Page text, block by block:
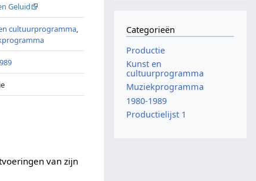
Geluid
cultuurprogramma,
van zijn
Categorieën
Productie
Kunst en
cultuurprogramma
Muziekprogramma
1980-1989
Productielijst 1